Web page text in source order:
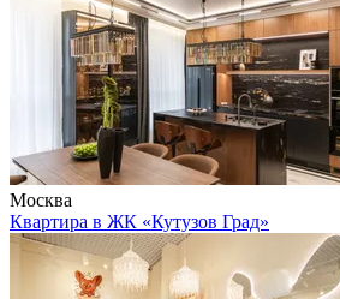
Москва
Квартира в ЖК «Кутузов Град»